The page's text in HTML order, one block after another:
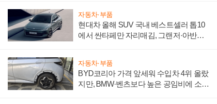
자동차·부품
현대차 올해 SUV 국내 베스트셀러 톱10
에서 싼타페만 자리매김, 그랜저·아반떼
자동차·부품
BYD코리아 가격 앞세워 수입차 4위 올랐
지만, BMW·벤츠보다 높은 공임비에 소비